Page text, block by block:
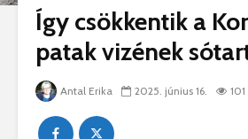
Így csökkentik a
patak vizének
Antal Erika 2025. június 16.